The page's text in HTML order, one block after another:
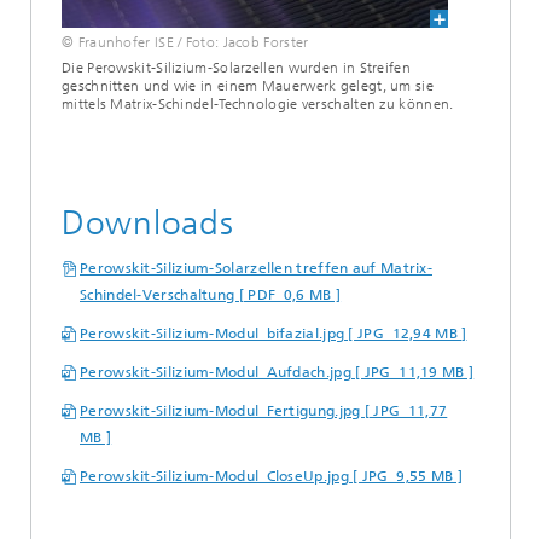
© Fraunhofer ISE / Foto: Jacob Forster
Die Perowskit-Silizium-Solarzellen wurden in Streifen
geschnitten und wie in einem Mauerwerk gelegt, um sie
mittels Matrix-Schindel-Technologie verschalten zu können.
Downloads
Perowskit-Silizium-Solarzellen treffen auf Matrix-
Schindel-Verschaltung [ PDF 0,6 MB ]
Perowskit-Silizium-Modul_bifazial.jpg [ JPG 12,94 MB ]
Perowskit-Silizium-Modul_Aufdach.jpg [ JPG 11,19 MB ]
Perowskit-Silizium-Modul_Fertigung.jpg [ JPG 11,77
MB ]
Perowskit-Silizium-Modul_CloseUp.jpg [ JPG 9,55 MB ]